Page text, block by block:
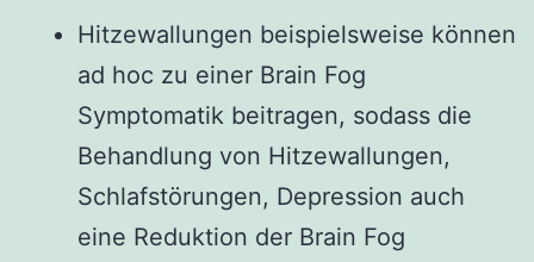
Hitzewallungen beispielsweise können
ad hoc zu einer Brain Fog
Symptomatik beitragen, sodass die
Behandlung von Hitzewallungen,
Schlafstörungen, Depression auch
eine Reduktion der Brain Fog